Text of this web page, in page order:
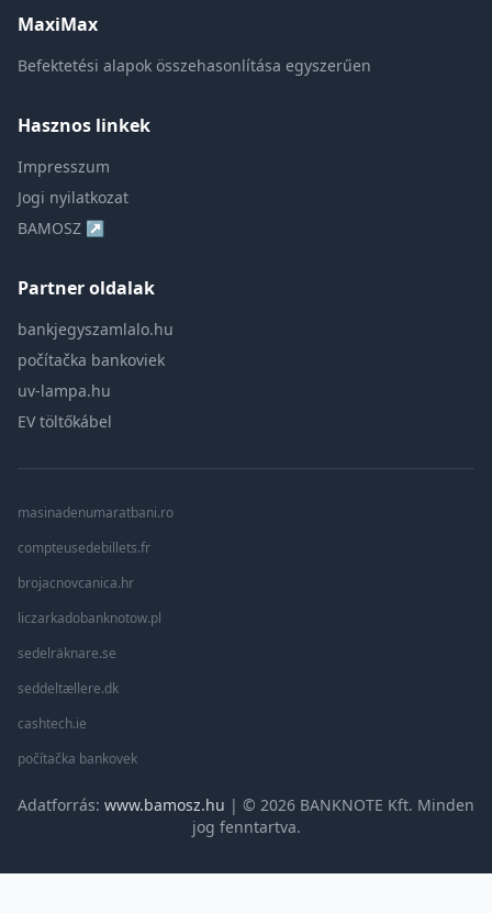
MaxiMax
Befektetési alapok összehasonlítása egyszerűen
Hasznos linkek
Impresszum
Jogi nyilatkozat
BAMOSZ ↗
Partner oldalak
bankjegyszamlalo.hu
počítačka bankoviek
uv-lampa.hu
EV töltőkábel
masinadenumaratbani.ro
compteusedebillets.fr
brojacnovcanica.hr
liczarkadobanknotow.pl
sedelräknare.se
seddeltællere.dk
cashtech.ie
počítačka bankovek
Adatforrás: www.bamosz.hu | © 2026 BANKNOTE Kft. Minden
jog fenntartva.